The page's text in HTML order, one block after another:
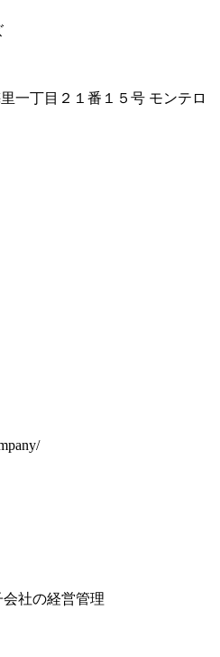
一丁目２１番１５号 モンテロ
社の経営管理